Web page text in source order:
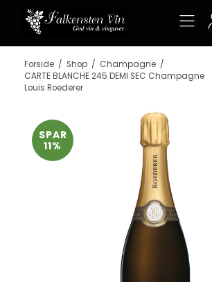
Forside / Shop / Champagne /
CARTE BLANCHE 245 DEMI SEC Champagne
Louis Roederer
SPAR
11%